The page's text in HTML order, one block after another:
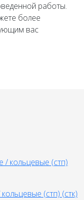
работы.
более
вас
(стп) (стк)